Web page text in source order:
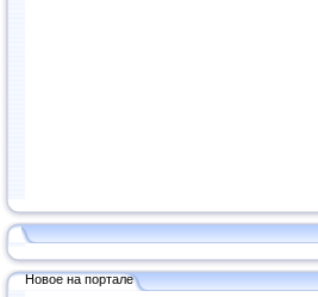
Новое на портале